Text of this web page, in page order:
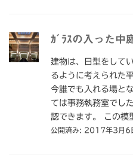
ｶﾞﾗｽの入った
建物は、日型をして
るように考えられた
今誰でも入れる場と
ては事務執務室でし
認できます。 この
公開済み: 2017年3月6